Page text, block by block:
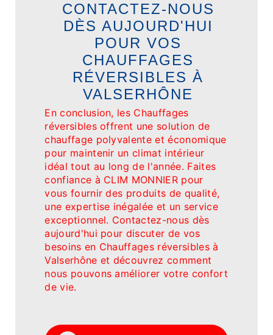
CONTACTEZ-NOUS
DÈS AUJOURD'HUI
POUR VOS
CHAUFFAGES
RÉVERSIBLES À
VALSERHÔNE
En conclusion, les Chauffages
réversibles offrent une solution de
chauffage polyvalente et économique
pour maintenir un climat intérieur
idéal tout au long de l'année. Faites
confiance à CLIM MONNIER pour
vous fournir des produits de qualité,
une expertise inégalée et un service
exceptionnel. Contactez-nous dès
aujourd'hui pour discuter de vos
besoins en Chauffages réversibles à
Valserhône et découvrez comment
nous pouvons améliorer votre confort
de vie.